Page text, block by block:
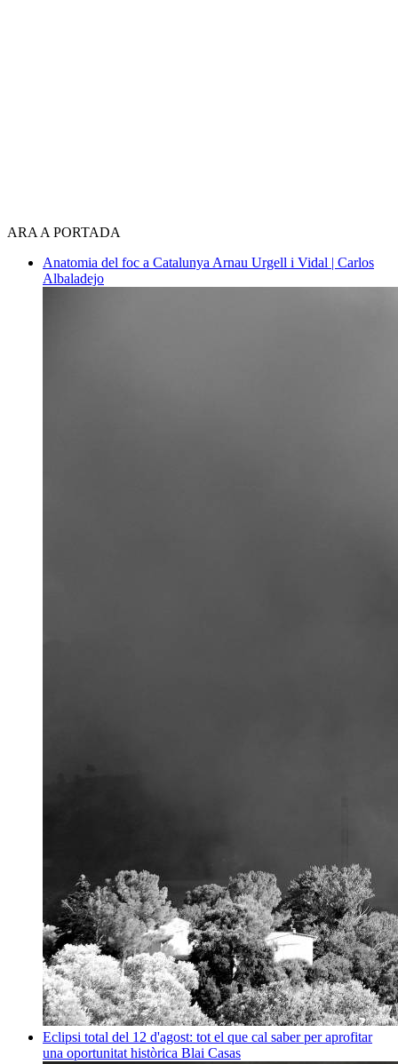
ARA A PORTADA
Anatomia del foc a Catalunya Arnau Urgell i Vidal | Carlos
Albaladejo
Eclipsi total del 12 d'agost: tot el que cal saber per aprofitar
una oportunitat històrica Blai Casas